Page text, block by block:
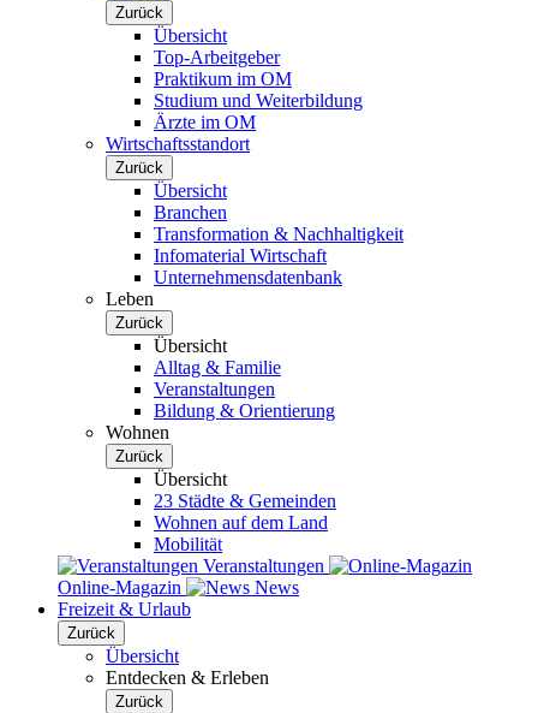
Zurück
Übersicht
Top-Arbeitgeber
Praktikum im OM
Studium und Weiterbildung
Ärzte im OM
Wirtschaftsstandort
Zurück
Übersicht
Branchen
Transformation & Nachhaltigkeit
Infomaterial Wirtschaft
Unternehmensdatenbank
Leben
Zurück
Übersicht
Alltag & Familie
Veranstaltungen
Bildung & Orientierung
Wohnen
Zurück
Übersicht
23 Städte & Gemeinden
Wohnen auf dem Land
Mobilität
Veranstaltungen
Online-Magazin
News
Freizeit & Urlaub
Zurück
Übersicht
Entdecken & Erleben
Zurück